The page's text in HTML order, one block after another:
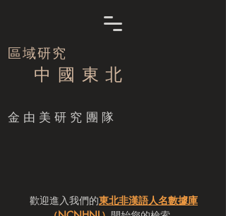
區域研究
中 國 東 北
​金由美研究團隊
歡迎進入我們的東北非漢語人名數據庫